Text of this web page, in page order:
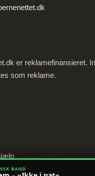
er reklamefinansieret.
som reklame.
BAND